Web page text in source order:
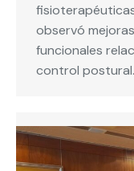
observó
funcionales
control postural.